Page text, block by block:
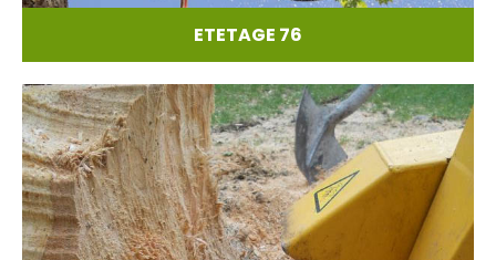
ETETAGE 76